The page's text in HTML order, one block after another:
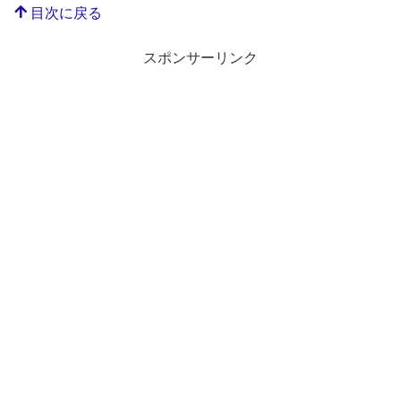
目次に戻る
スポンサーリンク